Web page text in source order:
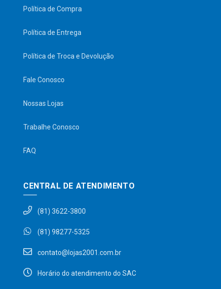
Política de Compra
Política de Entrega
Política de Troca e Devolução
Fale Conosco
Nossas Lojas
Trabalhe Conosco
FAQ
CENTRAL DE ATENDIMENTO
(81) 3622-3800
(81) 98277-5325
contato@lojas2001.com.br
Horário do atendimento do SAC